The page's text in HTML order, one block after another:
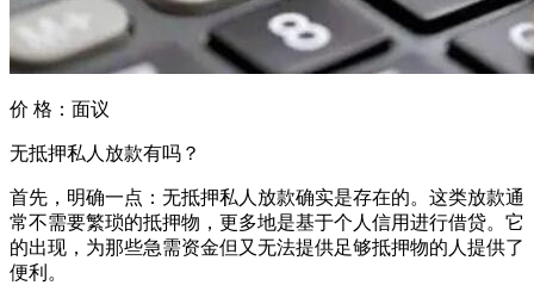
价 格： 面议
无抵押私人放款有吗？
首先，明确一点：无抵押私人放款确实是存在的。这类放款通
常不需要繁琐的抵押物，更多地是基于个人信用进行借贷。它
的出现，为那些急需资金但又无法提供足够抵押物的人提供了
便利。